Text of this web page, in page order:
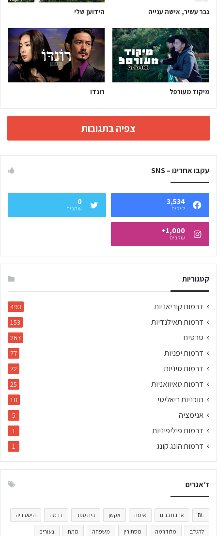
גבר עשיר, אישה ענייה הידוען שלי
מיקוד מעורפל רונדו
צפיה בתגובות
עקבו אחרינו – SNS
3,534
לייקים
0
עוקבים
1,000+
עוקבים
קטגוריות
דרמות קוריאניות 493
דרמות תאילנדיות 153
סרטים 267
דרמות יפניות 77
דרמות סיניות 72
דרמות טאיוואניות 25
תוכניות ריאליטי 18
אנימציה 5
דרמות פיליפיניות 1
דרמות הונג קונג 1
ז’אנרים
BL אהבת בנים אימה אקשן בית ספר דרמה היסטוריה
להט"ב מלודרמה מסתורין משפחה מתח נעורים